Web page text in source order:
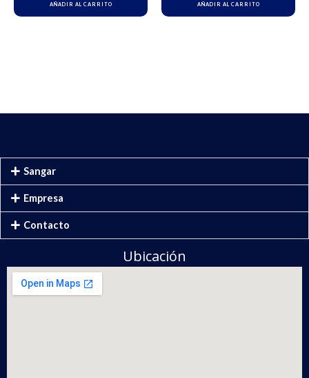
AÑADIR AL CARRITO AÑADIR AL CARRITO
Sangar
Empresa
Contacto
Ubicación